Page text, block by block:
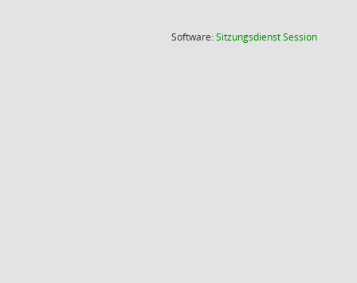
Software:SitzungsdienstSession(Wird in